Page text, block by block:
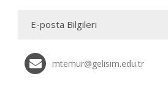
E-posta Bilgileri
mtemur@gelisim.edu.tr